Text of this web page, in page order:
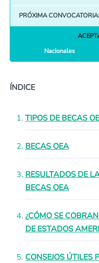
PRÓXIMA CONVOCATORIA:
Nacionales
ÍNDICE
TIPOS DE BECAS
BECAS OEA
RESULTADOS DE
BECAS OEA
¿CÓMO SE
DE ESTADOS
CONSEJOS ÚTILES